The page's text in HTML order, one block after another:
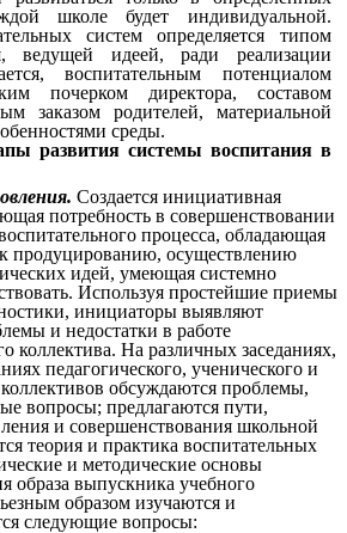
школе будет индивидуальной.
систем определяется типом
ведущей идеей, ради реализации
воспитательным потенциалом
почерком директора, составом
заказом родителей, материальной
среды.
развития системы воспитания в
Создается инициативная
потребность в совершенствовании
процесса, обладающая
продуцированию, осуществлению
идей, умеющая системно
Используя простейшие приемы
инициаторы выявляют
и недостатки в работе
коллектива. На различных заседаниях,
педагогического, ученического и
коллективов обсуждаются проблемы,
вопросы; предлагаются пути,
и совершенствования школьной
теория и практика воспитательных
и методические основы
образа выпускника учебного
образом изучаются и
следующие вопросы: